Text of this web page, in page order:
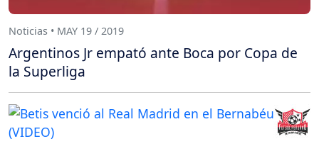
Noticias • MAY 19 / 2019
Argentinos Jr empató ante Boca por Copa de
la Superliga